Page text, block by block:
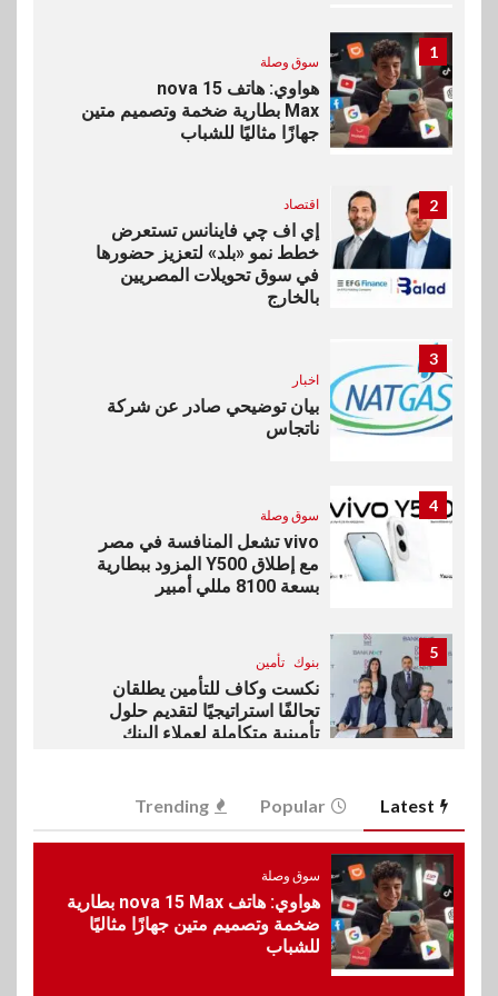
1
سوق وصلة
هواوي: هاتف nova 15
Max بطارية ضخمة وتصميم متين
جهازًا مثاليًا للشباب
2 اقتصاد
إي اف چي فاينانس تستعرض
خطط نمو «بلد» لتعزيز حضورها
في سوق تحويلات المصريين
بالخارج
3
اخبار
بيان توضيحي صادر عن شركة
ناتجاس
4
سوق وصلة
vivo تشعل المنافسة في مصر
مع إطلاق Y500 المزود ببطارية
بسعة 8100 مللي أمبير
5
بنوك تأمين
نكست وكاف للتأمين يطلقان
تحالفًا استراتيجيًا لتقديم حلول
تأمينية متكاملة لعملاء البنك
6
اقتصاد
رئيس مجلس القضاء الأعلى يوقّع
خدمة الإعلان الإلكتروني المسجل
7 اخبار
Latest
Popular
Trending
سوق وصلة
هواوي: هاتف nova 15 Max بطارية
ضخمة وتصميم متين جهازًا مثاليًا
للشباب